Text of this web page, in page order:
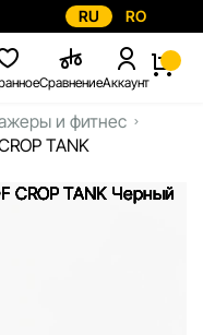
RU RO
СравнениеАккаунт
и фитнес
TANK